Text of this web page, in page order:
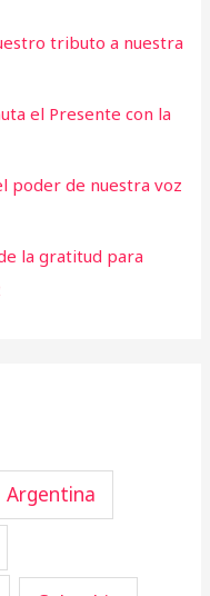
tributo a nuestra
el Presente con la
poder de nuestra voz
la gratitud para
Argentina